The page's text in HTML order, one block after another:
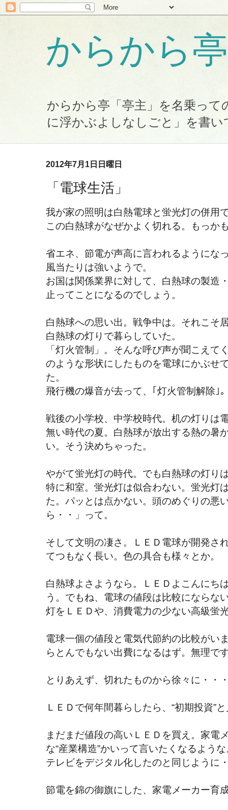
からから
からから亭「亭主」を名乗っ
に浮かぶよしなしごと」を書い
2012年7月1日日曜日
「電球生活」
我が家の照明は白熱電球と蛍光灯の併用
この白熱球がなぜかよく切れる。もっか
省エネ、節電が声高に言われるようにな
風当たりは強いようで。
お国は関係業界に対して、白熱球の製造
止ってことになるのでしょう。
白熱球への思い出。戦争中は。それこそ
白熱球の灯りで暮らしていた。
「灯火管制」。そんな呼び声が聞こえ
のような形状にしたものを電球にかぶせ
た。
飛行機の爆音が去って、｢灯火管制解除｣
戦後の小学校、中学校時代。机の灯りは
無い時代の夏。白熱球が放出する熱の暑
い。そう決めちゃった。
やがて蛍光灯の時代。でも白熱球の灯り
特に和室。蛍光灯は似合わない。蛍光灯
た。パッとは点かない。頭のめぐりの悪
ら・・」って。
そして文明の凄さ。ＬＥＤ電球が開発さ
てつもなく長い。色の具合も様々とか。
白熱球よさようなら。ＬＥＤよこんにち
う。でもね、電球の値段は比較にならな
灯をＬＥＤや、消費電力の少ない高級蛍
電球一個の値段と電気代節約の比較がい
らとんでもない出費になるはず。無理で
とりあえず、切れたものから徐々に・・
ＬＥＤで何年間暮らしたら、“初期投資”
まだまだ値段の高いＬＥＤを買え。家電
な“産業構造”かいって言いたくなるよう
テレビをデジタル化したのと同じように
節電を錦の御旗にした、家電メーカー育